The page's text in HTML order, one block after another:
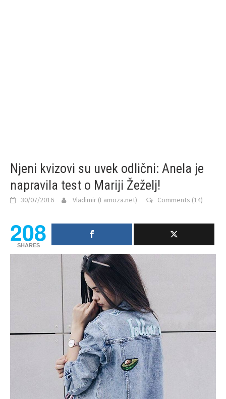
Njeni kvizovi su uvek odlični: Anela je
napravila test o Mariji Žeželj!
30/07/2016 Vladimir (Famoza.net) Comments (14)
208
SHARES